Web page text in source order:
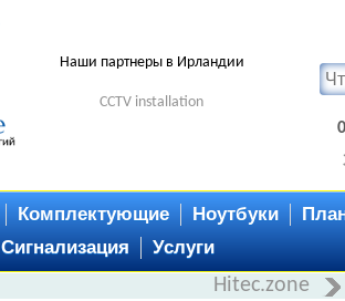
Наши партнеры в Ирландии
CCTV installation
Комплектующие Ноутбуки
Сигнализация Услуги
Hitec.zone